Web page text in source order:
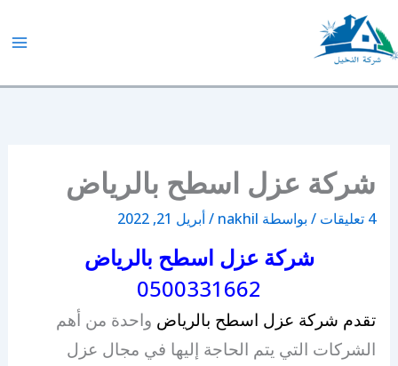
تخطي
إلى
المحتوى
شركة عزل اسطح بالرياض
4 تعليقات / بواسطة nakhil
/أبريل 21, 2022
شركة عزل اسطح بالرياض
0500331662
تقدم شركة عزل اسطح بالرياض واحدة من أهم
الشركات التي يتم الحاجة إليها في مجال عزل